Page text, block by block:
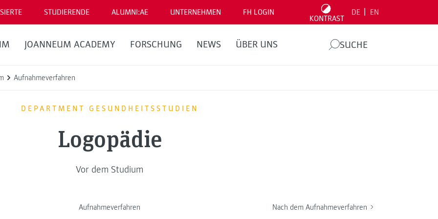
STUDIERENDE ALUMNI:AE UNTERNEHMEN FH LOGIN
KONTRAST
DE EN
JOANNEUM ACADEMY FORSCHUNG NEWS ÜBER UNS SUCHE
Aufnahmeverfahren
DEPARTMENT GESUNDHEITSSTUDIEN
Logopädie
Vor dem Studium
Aufnahmeverfahren Nach dem Aufnahmeverfahren